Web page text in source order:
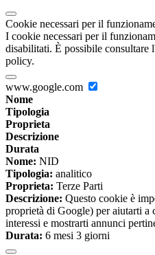
Cookie necessari per il
I cookie necessari per il
disabilitati. È possibile consultare
policy.
www.google.com
Nome
Tipologia
Proprieta
Descrizione
Durata
Nome: NID
Tipologia: analitico
Proprieta: Terze Parti
Descrizione: Questo cookie è
proprietà di Google) per aiutarti a
interessi e mostrarti annunci
Durata: 6 mesi 3 giorni